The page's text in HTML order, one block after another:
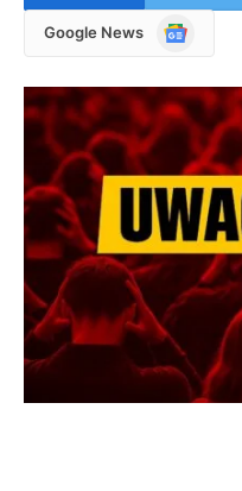
Google News
Google